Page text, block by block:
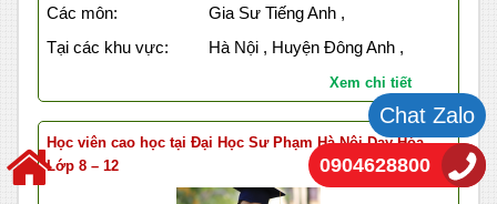
Các môn:
Gia Sư Tiếng Anh ,
Tại các khu vực:
Hà Nội , Huyện Đông Anh ,
Xem chi tiết
Học viên cao học tại Đại Học Sư Phạm Hà Nội Dạy Hóa
Lớp 8 – 12
Chat Zalo
0904628800